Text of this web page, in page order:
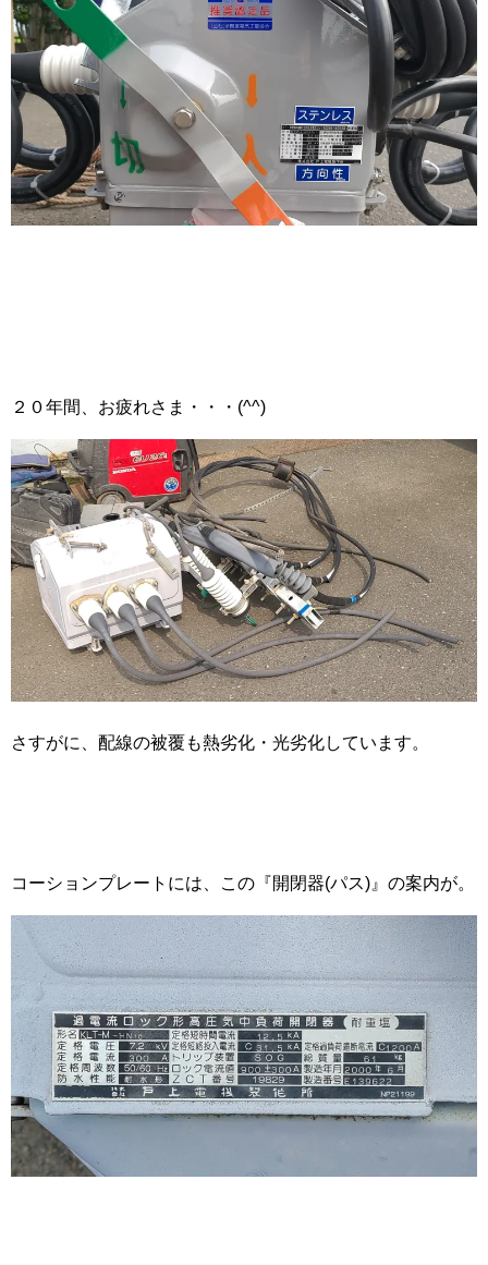
２０年間、お疲れさま・・・(^^)
さすがに、配線の被覆も熱劣化・光劣化しています。
コーションプレートには、この『開閉器(パス)』の案内が。